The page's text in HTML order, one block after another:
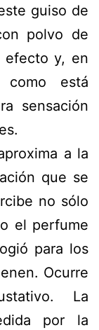
guiso de
polvo de
efecto y, en
está
sensación
a la
que se
no sólo
el perfume
para los
Ocurre
La
por la